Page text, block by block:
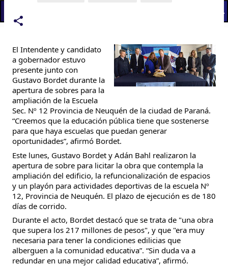
El Intendente y candidato
a gobernador estuvo
presente junto con
Gustavo Bordet durante la
apertura de sobres para la
ampliación de la Escuela
Sec. Nº 12 Provincia de Neuquén de la ciudad de Paraná.
“Creemos que la educación pública tiene que sostenerse
para que haya escuelas que puedan generar
oportunidades”, afirmó Bordet.
Este lunes, Gustavo Bordet y Adán Bahl realizaron la
apertura de sobre para licitar la obra que contempla la
ampliación del edificio, la refuncionalización de espacios
y un playón para actividades deportivas de la escuela Nº
12, Provincia de Neuquén. El plazo de ejecución es de 180
días de corrido.
Durante el acto, Bordet destacó que se trata de "una obra
que supera los 217 millones de pesos", y que "era muy
necesaria para tener la condiciones edilicias que
alberguen a la comunidad educativa”. “Sin duda va a
redundar en una mejor calidad educativa”, afirmó.